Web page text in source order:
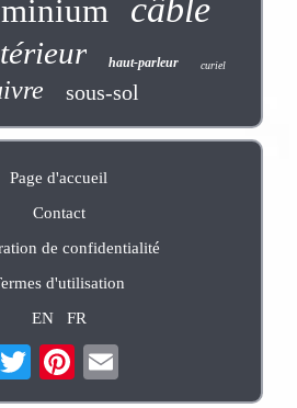
câble
haut-parleur curiel
sous-sol
Page d'accueil
Contact
de confidentialité
d'utilisation
EN
FR